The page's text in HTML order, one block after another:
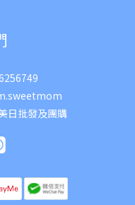
日批發及團購